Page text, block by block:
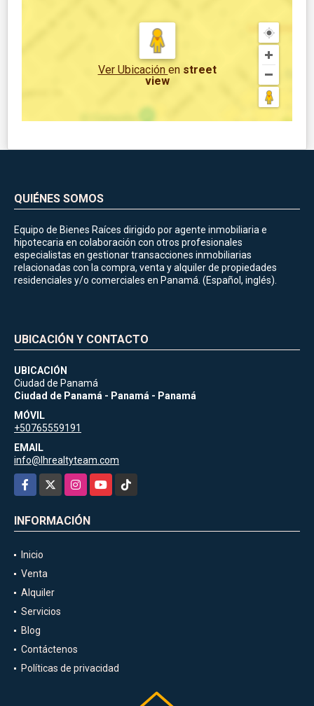
Ver Ubicación en street
view
QUIÉNES SOMOS
Equipo de Bienes Raíces dirigido por agente inmobiliaria e
hipotecaria en colaboración con otros profesionales
especialistas en gestionar transacciones inmobiliarias
relacionadas con la compra, venta y alquiler de propiedades
residenciales y/o comerciales en Panamá. (Español, inglés).
UBICACIÓN Y CONTACTO
UBICACIÓN
Ciudad de Panamá
Ciudad de Panamá - Panamá - Panamá
MÓVIL
+50765559191
EMAIL
info@lhrealtyteam.com
Facebook
InstagramYouTubeTikTok
INFORMACIÓN
Inicio
Venta
Alquiler
Servicios
Blog
Contáctenos
Políticas de privacidad